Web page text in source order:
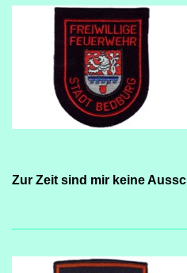
Zur Zeit sind mir keine